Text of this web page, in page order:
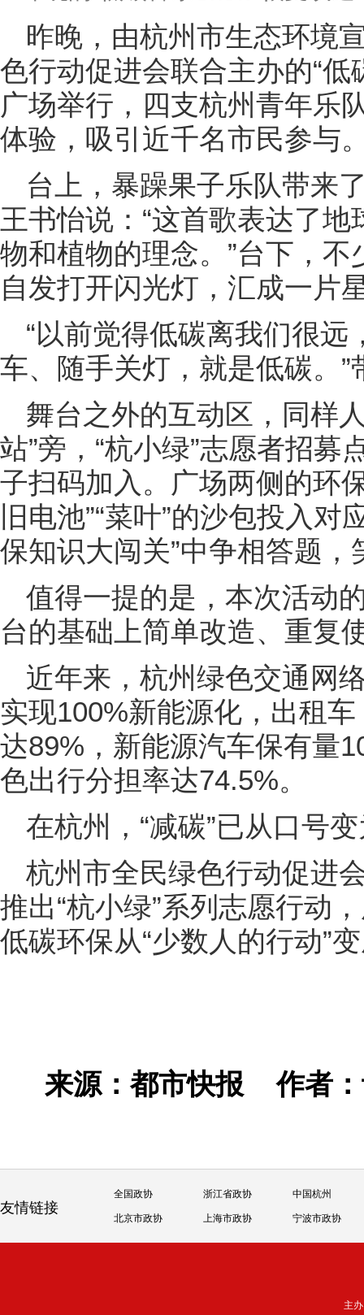
昨晚，由杭州市生态环境
色行动促进会联合主办的“
广场举行，四支杭州青年乐
体验，吸引近千名市民参与
台上，暴躁果子乐队带来
王书怡说：“这首歌表达了
物和植物的理念。”台下，
自发打开闪光灯，汇成一片
“以前觉得低碳离我们很
车、随手关灯，就是低碳。
舞台之外的互动区，同样
站”旁，“杭小绿”志愿者招
子扫码加入。广场两侧的环
旧电池”“菜叶”的沙包投入
保知识大闯关”中争相答题，
值得一提的是，本次活动
台的基础上简单改造、重复
近年来，杭州绿色交通网
实现100%新能源化，出租
达89%，新能源汽车保有量
色出行分担率达74.5%。
在杭州，“减碳”已从口号
杭州市全民绿色行动促进
推出“杭小绿”系列志愿行动
低碳环保从“少数人的行动”
来源：都市快报作者
友情链接
全国政协 浙江省政协 中国杭州
北京市政协 上海市政协 宁波市政协
主